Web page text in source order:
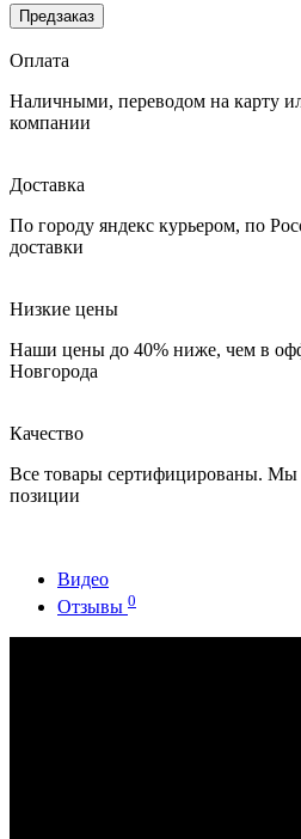
Предзаказ
Оплата
Наличными, переводом на карту
компании
Доставка
По городу яндекс курьером, по
доставки
Низкие цены
Наши цены до 40% ниже, чем в
Новгорода
Качество
Все товары сертифицированы. Мы
позиции
Видео
Отзывы 0